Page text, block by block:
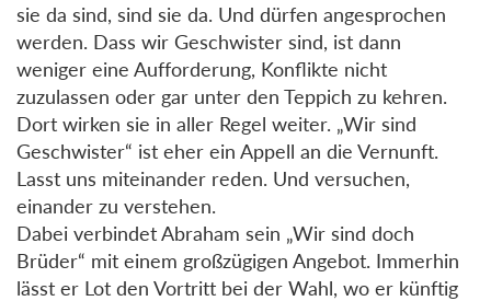
sie da sind, sind sie da. Und dürfen angesprochen
werden. Dass wir Geschwister sind, ist dann
weniger eine Aufforderung, Konflikte nicht
zuzulassen oder gar unter den Teppich zu kehren.
Dort wirken sie in aller Regel weiter. „Wir sind
Geschwister“ ist eher ein Appell an die Vernunft.
Lasst uns miteinander reden. Und versuchen,
einander zu verstehen.
Dabei verbindet Abraham sein „Wir sind doch
Brüder“ mit einem großzügigen Angebot. Immerhin
lässt er Lot den Vortritt bei der Wahl, wo er künftig